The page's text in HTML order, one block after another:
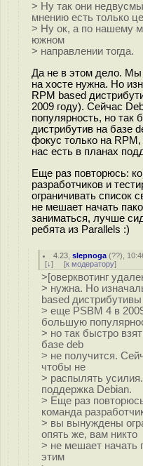
> Ну так они
мнению есть только
> Ну ок, а по нашему
южном
> направлении тогда.
Да не в этом дело. Мы
на хосте нужна. Но
RPM based
2009 году). Сейчас
популярность, но так
дистрибутив на базе
фокус только на
нас есть в планах
Еще раз повторюсь:
разработчиков и
ограничивать список
не мешает начать
заниматься, лучше
ребята из Parallels :)
4.23 ,slepnoga (??),
[↓] [к модератору]
>[оверквотинг
> нужна. Но
based
> еще PSBM 4 в
большую
> но так быстро
базе deb
> не получится.
чтобы не
> распылять
поддержка Debian.
> Еще раз
команда
> вы вынуждены
опять же, вам никто
> не мешает начать
этим